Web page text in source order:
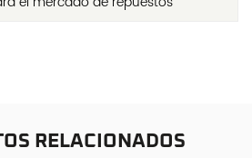
RELACIONADOS